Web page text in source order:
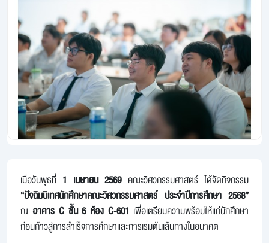
เมื่อวันพุธที่ 1 เมษายน 2569คณะวิศวกรรมศาสตร์ ได้จัดกิจกรรม
“ปัจฉิมนิเทศนักศึกษาคณะวิศวกรรมศาสตร์ ประจำปีการศึกษา 2568”
ณ อาคาร C ชั้น 6 ห้อง C-601 เพื่อเตรียมความพร้อมให้แก่นักศึกษา
ก่อนก้าวสู่การสำเร็จการศึกษาและการเริ่มต้นเส้นทางในอนาคต